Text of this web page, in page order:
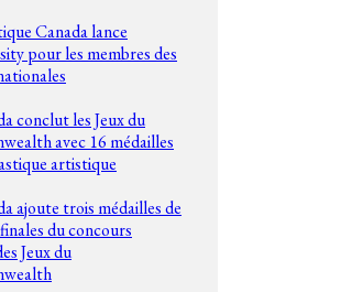
Canada lance
pour les membres des
conclut les Jeux du
avec 16 médailles
artistique
ajoute trois médailles de
du concours
Jeux du